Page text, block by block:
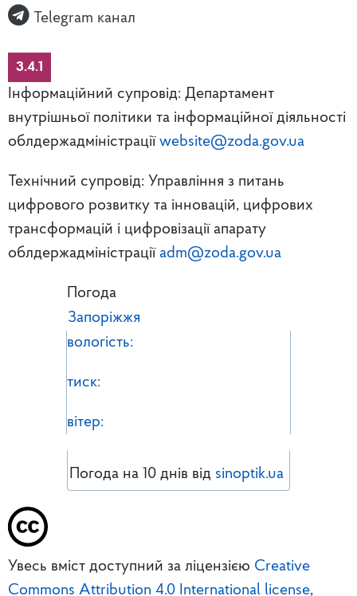
Telegram канал
3.4.1
Інформаційний супровід: Департамент
внутрішньої політики та інформаційної діяльності
облдержадміністрації website@zoda.gov.ua
Технічний супровід: Управління з питань
цифрового розвитку та інновацій, цифрових
трансформацій і цифровізації апарату
облдержадміністрації adm@zoda.gov.ua
Погода
Запоріжжя
вологість:
тиск:
вітер:
Погода на 10 днів від sinoptik.ua
Увесь вміст доступний за ліцензією Creative
Commons Attribution 4.0 International license,